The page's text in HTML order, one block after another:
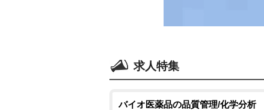
求人特集
バイオ医薬品の品質管理/化学分析